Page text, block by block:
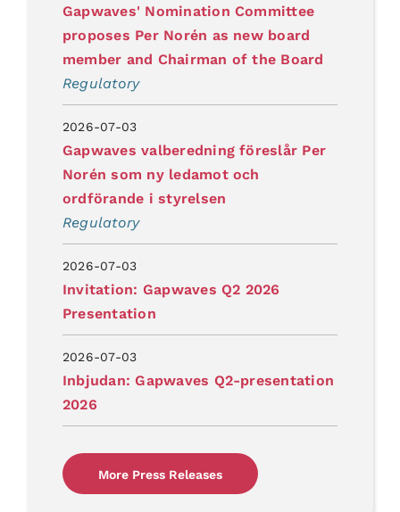
Gapwaves' Nomination Committee
proposes Per Norén as new board
member and Chairman of the Board
Regulatory
2026-07-03
Gapwaves valberedning föreslår Per
Norén som ny ledamot och
ordförande i styrelsen
Regulatory
2026-07-03
Invitation: Gapwaves Q2 2026
Presentation
2026-07-03
Inbjudan: Gapwaves Q2-presentation
2026
More Press Releases